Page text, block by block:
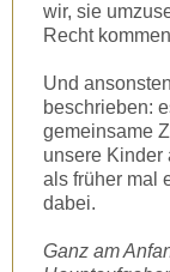
wir, sie
Recht
Und
beschrieben:
gemeinsame
unsere Kinder
als früher mal
dabei.
Ganz am